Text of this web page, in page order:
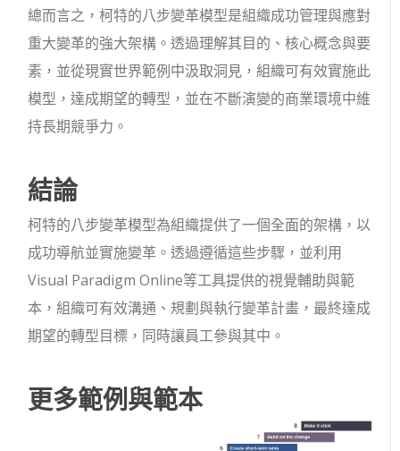
總而言之，柯特的八步變革模型是組織成功管理與應對
重大變革的強大架構。透過理解其目的、核心概念與要
素，並從現實世界範例中汲取洞見，組織可有效實施此
模型，達成期望的轉型，並在不斷演變的商業環境中維
持長期競爭力。
結論
柯特的八步變革模型為組織提供了一個全面的架構，以
成功導航並實施變革。透過遵循這些步驟，並利用
Visual Paradigm Online等工具提供的視覺輔助與範
本，組織可有效溝通、規劃與執行變革計畫，最終達成
期望的轉型目標，同時讓員工參與其中。
更多範例與範本